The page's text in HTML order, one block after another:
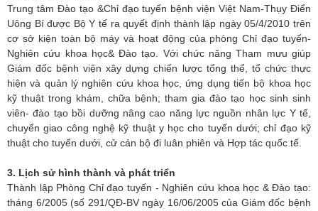
Trung tâm Đào tạo &Chỉ đạo tuyến bệnh viện Việt Nam-Thụy Điển
Uông Bí được Bộ Y tế ra quyết định thành lập ngày 05/4/2010 trên
cơ sở kiện toàn bộ máy và hoạt động của phòng Chỉ đạo tuyến-
Nghiên cứu khoa học& Đào tạo. Với chức năng Tham mưu giúp
Giám đốc bệnh viện xây dựng chiến lược tổng thể, tổ chức thực
hiện và quản lý nghiên cứu khoa học, ứng dụng tiến bộ khoa học
kỹ thuật trong khám, chữa bệnh; tham gia đào tạo học sinh sinh
viên- đào tạo bồi dưỡng nâng cao năng lực nguồn nhân lực Y tế,
chuyển giao công nghệ kỹ thuật y học cho tuyến dưới; chỉ đạo kỹ
thuật cho tuyến dưới, cử cán bộ đi luân phiên và Hợp tác quốc tế.
3. Lịch sử hình thành và phát triển
Thành lập Phòng Chỉ đạo tuyến - Nghiên cứu khoa học & Đào tạo:
tháng 6/2005 (số 291/QĐ-BV ngày 16/06/2005 của Giám đốc bệnh